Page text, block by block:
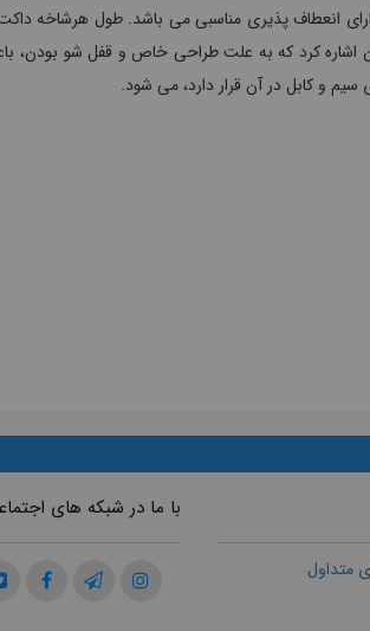
کرد که به علت طراحی خاص و قفل شو بودن،
و کابل در آن قرار دارد، می شود.
متداول
با ما در شبکه های